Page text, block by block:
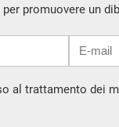
promuovere un
al trattamento dei